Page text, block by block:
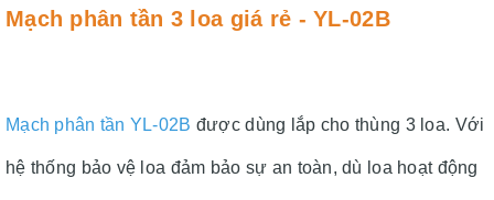
Mạch phân tần 3 loa giá rẻ - YL-02B
Mạch phân tần YL-02B được dùng lắp cho thùng 3 loa. Với
hệ thống bảo vệ loa đảm bảo sự an toàn, dù loa hoạt động